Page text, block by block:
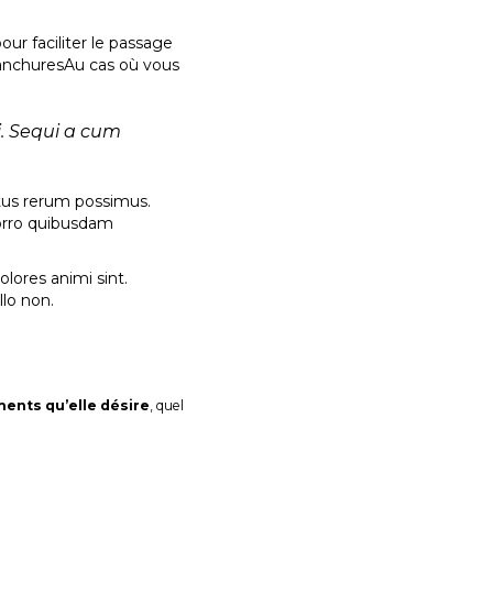
faciliter le passage
cas où vous
Sequi a cum
rerum possimus.
quibusdam
animi sint.
non.
qu’elle désire, quel